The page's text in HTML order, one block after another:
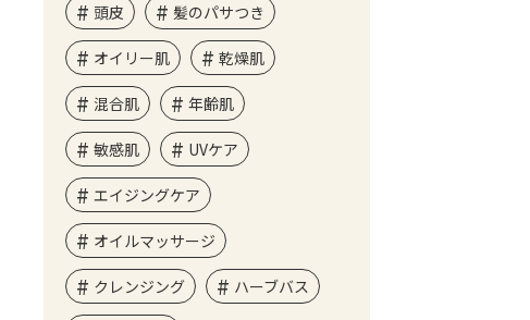
頭皮 髪のパサつき
オイリー肌 乾燥肌
混合肌 年齢肌
敏感肌 UVケア
エイジングケア
オイルマッサージ
クレンジング ハーブバス